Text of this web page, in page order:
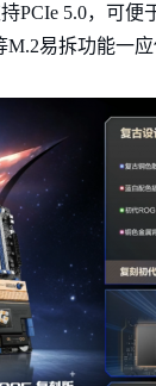
PCIe 5.0，可
M.2易拆功能一